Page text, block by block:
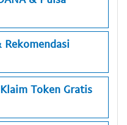
Token Gratis